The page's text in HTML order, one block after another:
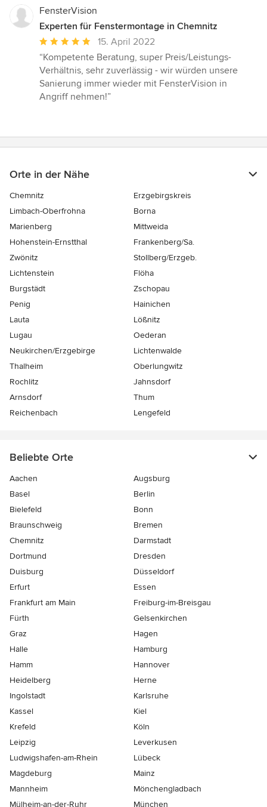
FensterVision
Experten für Fenstermontage in Chemnitz
Durchschnittliche
Bewertung:
5
von
5
15. April 2022
“Kompetente Beratung, super Preis/Leistungs-
Verhältnis, sehr zuverlässig - wir würden unsere
Sanierung immer wieder mit FensterVision in
Angriff nehmen!”
Orte in der Nähe
Chemnitz
Erzgebirgskreis
Limbach-Oberfrohna
Borna
Marienberg
Mittweida
Hohenstein-Ernstthal
Frankenberg/Sa.
Zwönitz
Stollberg/Erzgeb.
Lichtenstein
Flöha
Burgstädt
Zschopau
Penig
Hainichen
Lauta
Lößnitz
Lugau
Oederan
Neukirchen/Erzgebirge
Lichtenwalde
Thalheim
Oberlungwitz
Rochlitz
Jahnsdorf
Arnsdorf
Thum
Reichenbach
Lengefeld
Beliebte Orte
Aachen
Augsburg
Basel
Berlin
Bielefeld
Bonn
Braunschweig
Bremen
Chemnitz
Darmstadt
Dortmund
Dresden
Duisburg
Düsseldorf
Erfurt
Essen
Frankfurt am Main
Freiburg-im-Breisgau
Fürth
Gelsenkirchen
Graz
Hagen
Halle
Hamburg
Hamm
Hannover
Heidelberg
Herne
Ingolstadt
Karlsruhe
Kassel
Kiel
Krefeld
Köln
Leipzig
Leverkusen
Ludwigshafen-am-Rhein
Lübeck
Magdeburg
Mainz
Mannheim
Mönchen­gladbach
Mülheim-an-der-Ruhr
München